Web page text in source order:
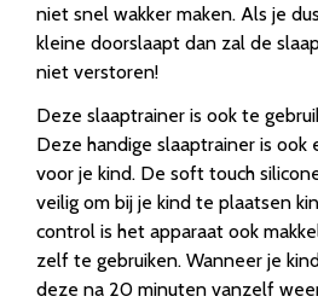
niet snel wakker maken. Als je
kleine doorslaapt dan zal de
niet verstoren!
Deze slaaptrainer is ook te
Deze handige slaaptrainer is ook
voor je kind. De soft touch
veilig om bij je kind te plaatsen
control is het apparaat ook
zelf te gebruiken. Wanneer je
deze na 20 minuten vanzelf